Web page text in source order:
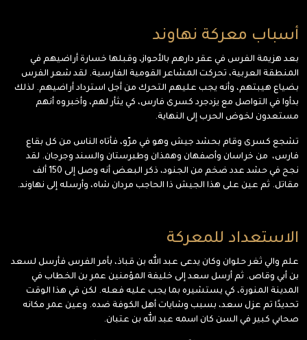
أسباب معركة نهاوند
بعد هزيمة الفرس في عقر دارهم بالأحواز، وقبلها خسارة أراضيهم في
المنطقة العربية، تحركت المشاعر القومية الفارسية. لقد شعر الفرس
بضياع هيبتهم، وأنه يجب عليهم التحرك من أجل استرداد أراضيهم. لذلك
بدأوا في التواصل مع يزدجرد كسرى فارس، كي يثأر لهم، وأخبروه أنهم
مستعدون لخوض الحرب إلى النهاية.
تشجع كسرى وقام بحشد جيش وهو في مرّو، فأتاه الناس من كل بقاع
فارس، من خراسان وأصفهان وهمذان وطبرستان والسند وجرجان. لقد
نجح في حشد عدد ضخم من الجنود، ذكر البعض أنه وصل إلى 150 ألف
مقاتل. ثم عين على هذا الجيش ذا الحاجب مردان شاه، وأرسله إلى نهاوند.
الاستعداد للمعركة
علم والي ثغر حلوان وكان يدعى عبد الله بن قباذ، بأمر الفرس فأرسل لسعد
بن أبي وقاص. ثم أرسل سعد إلى خليفة المؤمنين عمر بن الخطاب في
المدينة المنورة، كي يستشيره بما يجب عليه فعله. لكن في هذا الوقت
تحديدًا تم عزل سعد، بسبب وشايات أهل الكوفة ضده. وعين عمر مكانه
صحابي كبير في السن كان اسمه عبد الله بن عتبان.